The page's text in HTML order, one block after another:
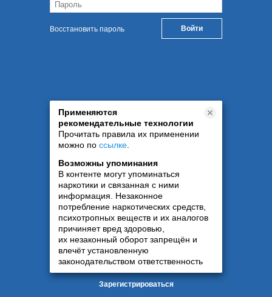
Восстановить пароль
Применяются
рекомендательные технологии
Прочитать правила их применении
можно по ссылке
Возможны упоминания
В контенте могут упоминаться
наркотики и связанная с ними
информация. Незаконное
потребление наркотических средств,
психотропных веществ и их аналогов
причиняет вред здоровью,
их незаконный оборот запрещён и
влечёт установленную
законодательством ответственность
Зарегистрироваться